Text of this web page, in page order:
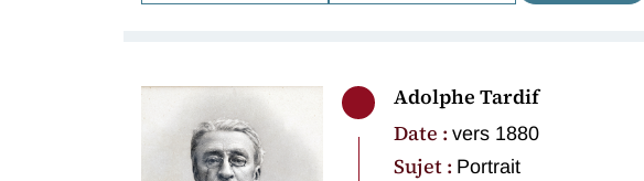
Adolphe Tardif
Date : vers 1880
Sujet : Portrait